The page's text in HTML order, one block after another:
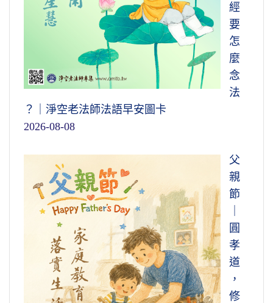
經
要
怎
麼
念
法
？｜淨空老法師法語早安圖卡
2026-08-08
父
親
節
圓
孝
道
，
修